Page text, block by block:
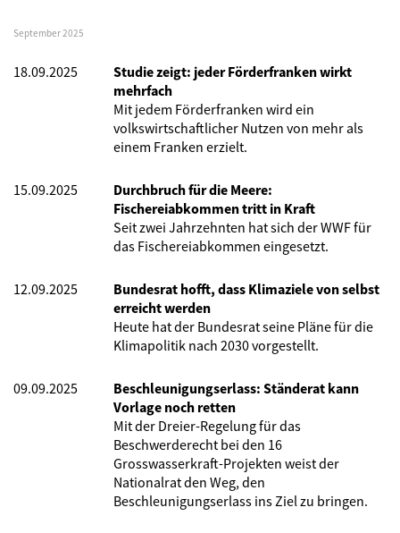
September 2025
18.09.2025
Studie zeigt: jeder Förderfranken wirkt
mehrfach
Mit jedem Förderfranken wird ein
volkswirtschaftlicher Nutzen von mehr als
einem Franken erzielt.
15.09.2025
Durchbruch für die Meere:
Fischereiabkommen tritt in Kraft
Seit zwei Jahrzehnten hat sich der WWF für
das Fischereiabkommen eingesetzt.
12.09.2025
Bundesrat hofft, dass Klimaziele von selbst
erreicht werden
Heute hat der Bundesrat seine Pläne für die
Klimapolitik nach 2030 vorgestellt.
09.09.2025
Beschleunigungserlass: Ständerat kann
Vorlage noch retten
Mit der Dreier-Regelung für das
Beschwerderecht bei den 16
Grosswasserkraft-Projekten weist der
Nationalrat den Weg, den
Beschleunigungserlass ins Ziel zu bringen.